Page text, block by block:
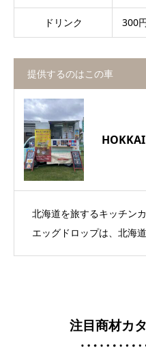
ドリンク 300
提供するのはこの車
北海道を旅するキッチン
エッグドロップは、北海
注目商材カ